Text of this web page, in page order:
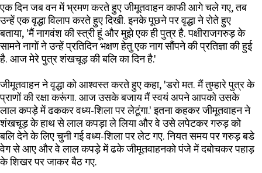
एक दिन जब वन में भ्रमण करते हुए जीमूतवाहन काफी आगे चले गए, तब
उन्हें एक वृद्धा विलाप करते हुए दिखी. इनके पूछने पर वृद्धा ने रोते हुए
बताया, 'मैं नागवंश की स्त्री हूं और मुझे एक ही पुत्र है. पक्षीराजगरुड़ के
सामने नागों ने उन्हें प्रतिदिन भक्षण हेतु एक नाग सौंपने की प्रतिज्ञा की हुई
है. आज मेरे पुत्र शंखचूड़ की बलि का दिन है.'
जीमूतवाहन ने वृद्धा को आश्वस्त करते हुए कहा, 'डरो मत. मैं तुम्हारे पुत्र के
प्राणों की रक्षा करूंगा. आज उसके बजाय मैं स्वयं अपने आपको उसके
लाल कपड़े में ढककर वध्य-शिला पर लेटूंगा.' इतना कहकर जीमूतवाहन ने
शंखचूड़ के हाथ से लाल कपड़ा ले लिया और वे उसे लपेटकर गरुड़ को
बलि देने के लिए चुनी गई वध्य-शिला पर लेट गए. नियत समय पर गरुड़ बडे
वेग से आए और वे लाल कपड़े में ढके जीमूतवाहनको पंजे में दबोचकर पहाड़
के शिखर पर जाकर बैठ गए.